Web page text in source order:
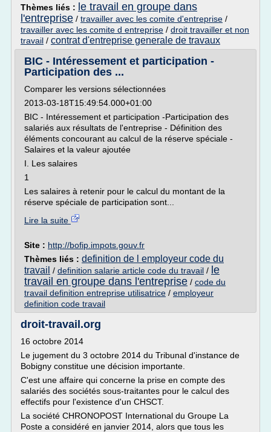
Thèmes liés : le travail en groupe dans
l'entreprise / travailler avec les comite d'entreprise /
travailler avec les comite d entreprise / droit travailler et non
travail / contrat d'entreprise generale de travaux
BIC - Intéressement et participation -
Participation des ...
Comparer les versions sélectionnées
2013-03-18T15:49:54.000+01:00
BIC - Intéressement et participation -Participation des
salariés aux résultats de l'entreprise - Définition des
éléments concourant au calcul de la réserve spéciale -
Salaires et la valeur ajoutée
I. Les salaires
1
Les salaires à retenir pour le calcul du montant de la
réserve spéciale de participation sont...
Lire la suite
Site : http://bofip.impots.gouv.fr
Thèmes liés : definition de l employeur code du
travail / definition salarie article code du travail / le
travail en groupe dans l'entreprise / code du
travail definition entreprise utilisatrice / employeur
definition code travail
droit-travail.org
16 octobre 2014
Le jugement du 3 octobre 2014 du Tribunal d'instance de
Bobigny constitue une décision importante.
C'est une affaire qui concerne la prise en compte des
salariés des sociétés sous-traitantes pour le calcul des
effectifs pour l'existence d'un CHSCT.
La société CHRONOPOST International du Groupe La
Poste a considéré en janvier 2014, alors que tous les